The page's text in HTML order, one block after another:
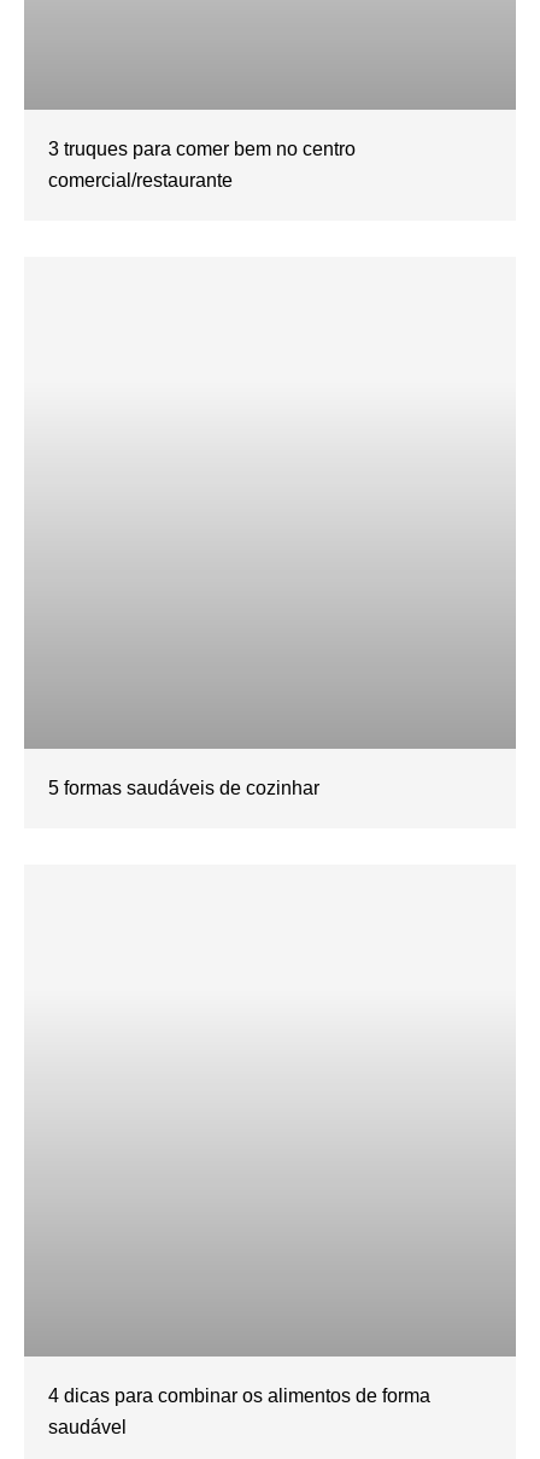
3 truques para comer bem no centro
comercial/restaurante
5 formas saudáveis de cozinhar
4 dicas para combinar os alimentos de forma
saudável